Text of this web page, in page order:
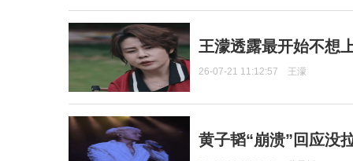
王濛透露最开始不想
26-07-21 11:12:57 王濛
黄子韬“崩溃”回应没